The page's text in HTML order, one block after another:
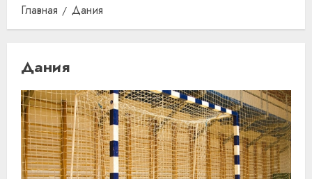
Главная Дания
Дания